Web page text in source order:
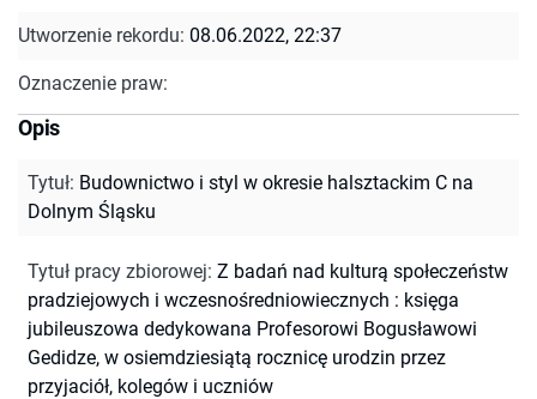
Utworzenie rekordu: 08.06.2022, 22:37
Oznaczenie praw:
Opis
Tytuł: Budownictwo i styl w okresie halsztackim C na
Dolnym Śląsku
Tytuł pracy zbiorowej: Z badań nad kulturą społeczeństw
pradziejowych i wczesnośredniowiecznych : księga
jubileuszowa dedykowana Profesorowi Bogusławowi
Gedidze, w osiemdziesiątą rocznicę urodzin przez
przyjaciół, kolegów i uczniów